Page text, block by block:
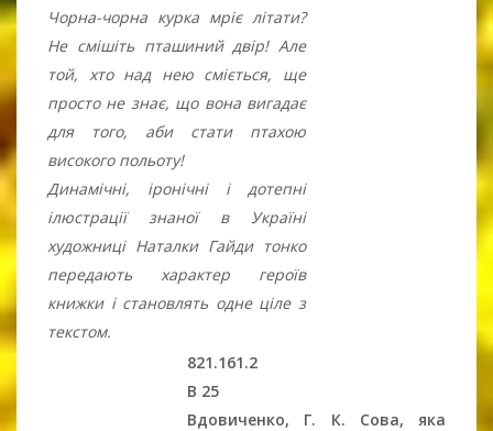
Чорна-чорна курка мріє літати?
Не смішіть пташиний двір! Але
той, хто над нею сміється, ще
просто не знає, що вона вигадає
для того, аби стати птахою
високого польоту!
Динамічні, іронічні і дотепні
ілюстрації знаної в Україні
художниці Наталки Гайди тонко
передають характер героїв
книжки і становлять одне ціле з
текстом.
821.161.2
В 25
Вдовиченко, Г. К. Сова, яка